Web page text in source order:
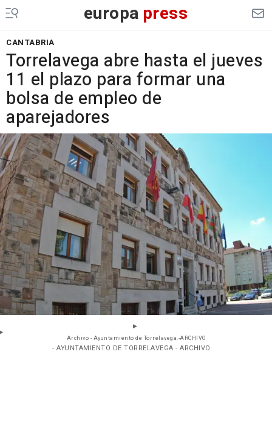
europa press
CANTABRIA
Torrelavega abre hasta el jueves
11 el plazo para formar una
bolsa de empleo de
aparejadores
Archivo - Ayuntamiento de Torrelavega.-ARCHIVO
- AYUNTAMIENTO DE TORRELAVEGA - ARCHIVO